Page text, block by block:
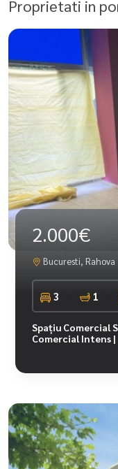
Proprietati in
2.000€
Bucuresti, Rahova
3 1
Spațiu Comercial
Comercial Intens |